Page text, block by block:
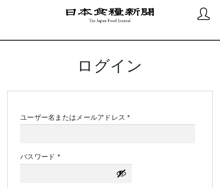
ログイン
ユーザー名またはメールアドレス*必
パスワード *必
須